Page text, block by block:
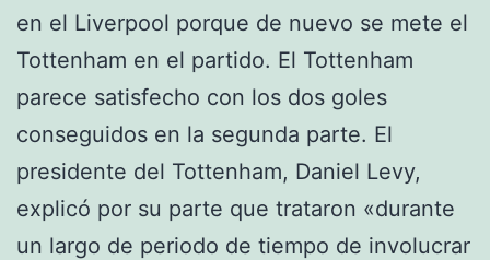
en el Liverpool porque de nuevo se mete el
Tottenham en el partido. El Tottenham
parece satisfecho con los dos goles
conseguidos en la segunda parte. El
presidente del Tottenham, Daniel Levy,
explicó por su parte que trataron «durante
un largo de periodo de tiempo de involucrar